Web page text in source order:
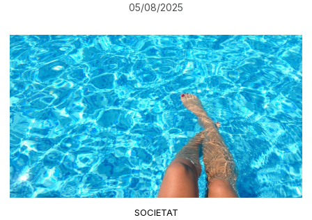
05/08/2025
SOCIETAT